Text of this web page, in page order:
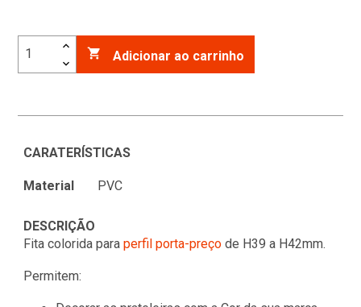
 Adicionar ao carrinho
CARATERÍSTICAS
Material PVC
DESCRIÇÃO
Fita colorida para perfil porta-preçode H39 a H42mm.
Permitem: